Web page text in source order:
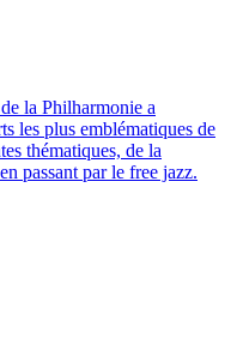
la Philharmonie a
les plus emblématiques de
thématiques, de la
passant par le free jazz.